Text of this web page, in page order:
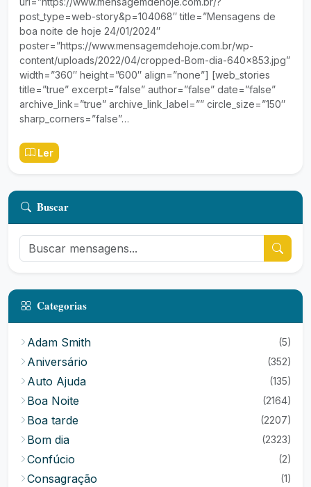
post_type=web-story&p=104068″ title=”Mensagens de
boa noite de hoje 24/01/2024″
poster=”https://www.mensagemdehoje.com.br/wp-
content/uploads/2022/04/cropped-Bom-dia-640×853.jpg”
width=”360″ height=”600″ align=”none”] [web_stories
title=”true” excerpt=”false” author=”false” date=”false”
archive_link=”true” archive_link_label=”” circle_size=”150″
sharp_corners=”false”…
Ler
Buscar
Categorias
Adam Smith (5)
Aniversário (352)
Auto Ajuda (135)
Boa Noite (2164)
Boa tarde (2207)
Bom dia (2323)
Confúcio (2)
Consagração (1)